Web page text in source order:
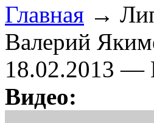
Главная →
Валерий
18.02.2013 —
Видео: